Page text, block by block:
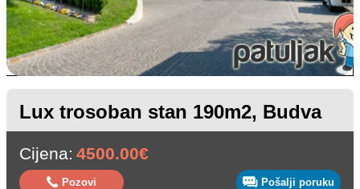
Lux trosoban stan 190m2, Budva
Cijena: 4500.00€
Pozovi Pošalji poruku